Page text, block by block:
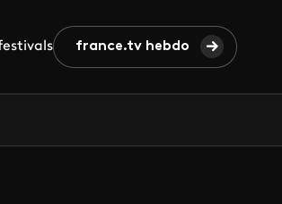
france.tv hebdo